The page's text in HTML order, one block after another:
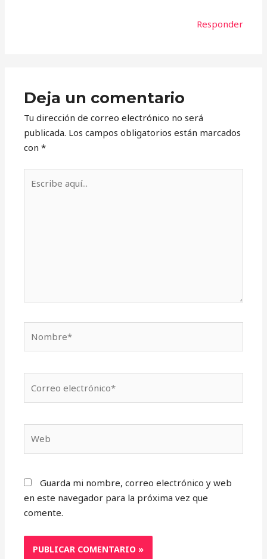
Responder
Deja un comentario
Tu dirección de correo electrónico no será
publicada. Los campos obligatorios están marcados
con*
aquí...
electrónico*
Guarda mi nombre, correo electrónico y web
en este navegador para la próxima vez que
comente.